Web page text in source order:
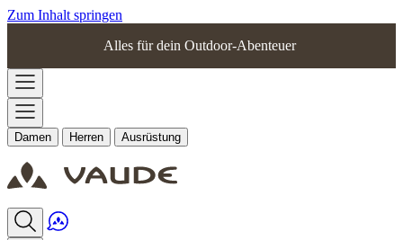
Zum Inhalt springen
Alles für dein Outdoor-Abenteuer
Damen Herren Ausrüstung